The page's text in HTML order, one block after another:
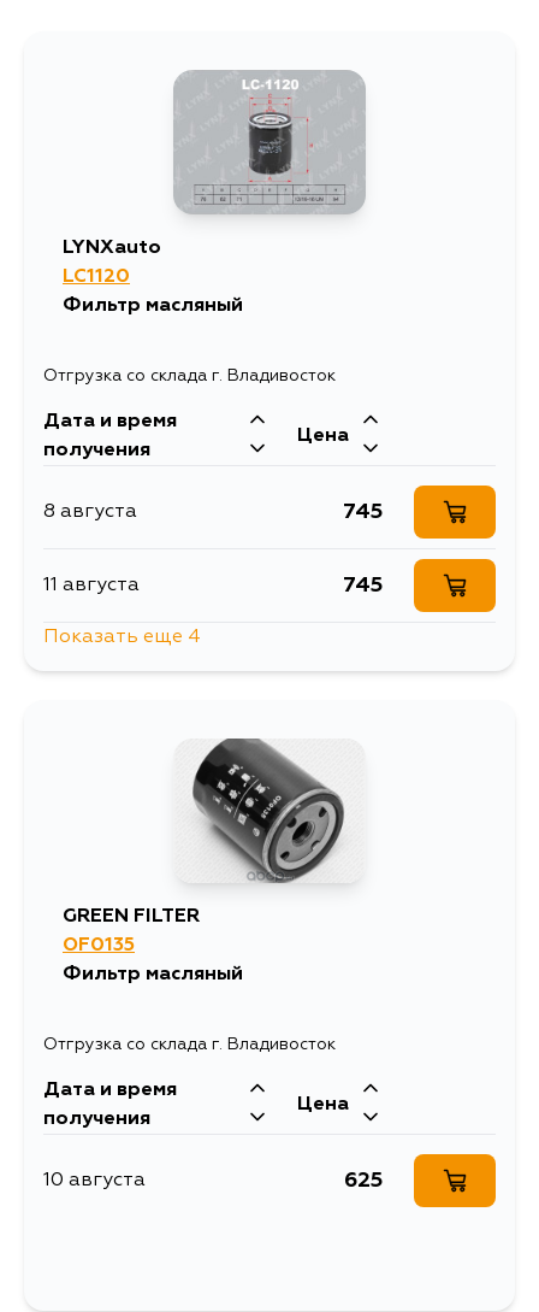
LYNXauto
LC1120
Фильтр масляный
Отгрузка со склада г. Владивосток
Дата и время
получения
Цена
8 августа 745
11 августа 745
745
Показать еще 4
GREEN FILTER
OF0135
Фильтр масляный
Отгрузка со склада г. Владивосток
Дата и время
получения
Цена
10 августа 625